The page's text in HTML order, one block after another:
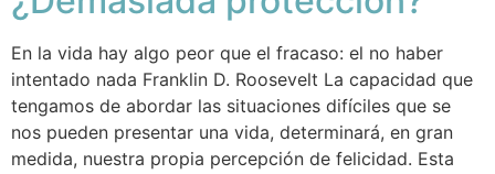
En la vida hay algo peor que el fracaso: el no haber
intentado nada Franklin D. Roosevelt La capacidad que
tengamos de abordar las situaciones difíciles que se
nos pueden presentar una vida, determinará, en gran
medida, nuestra propia percepción de felicidad. Esta